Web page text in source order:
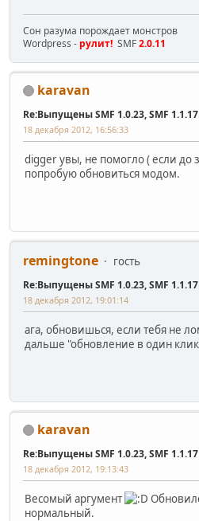
Сон разума порождает монстров
Wordpress - рулит! SMF2.0.11
karavan
Re:Выпущены SMF 1.0.23, SMF
18 декабря 2012, 16:56:33
digger увы, не помогло ( если до
попробую обновиться модом.
remingtone гость
Re:Выпущены SMF 1.0.23, SMF
18 декабря 2012, 19:01:14
ага, обновишься, если тебя не
дальше "обновление в один
karavan
Re:Выпущены SMF 1.0.23, SMF
18 декабря 2012, 19:13:43
Весомый аргумент
нормальный.